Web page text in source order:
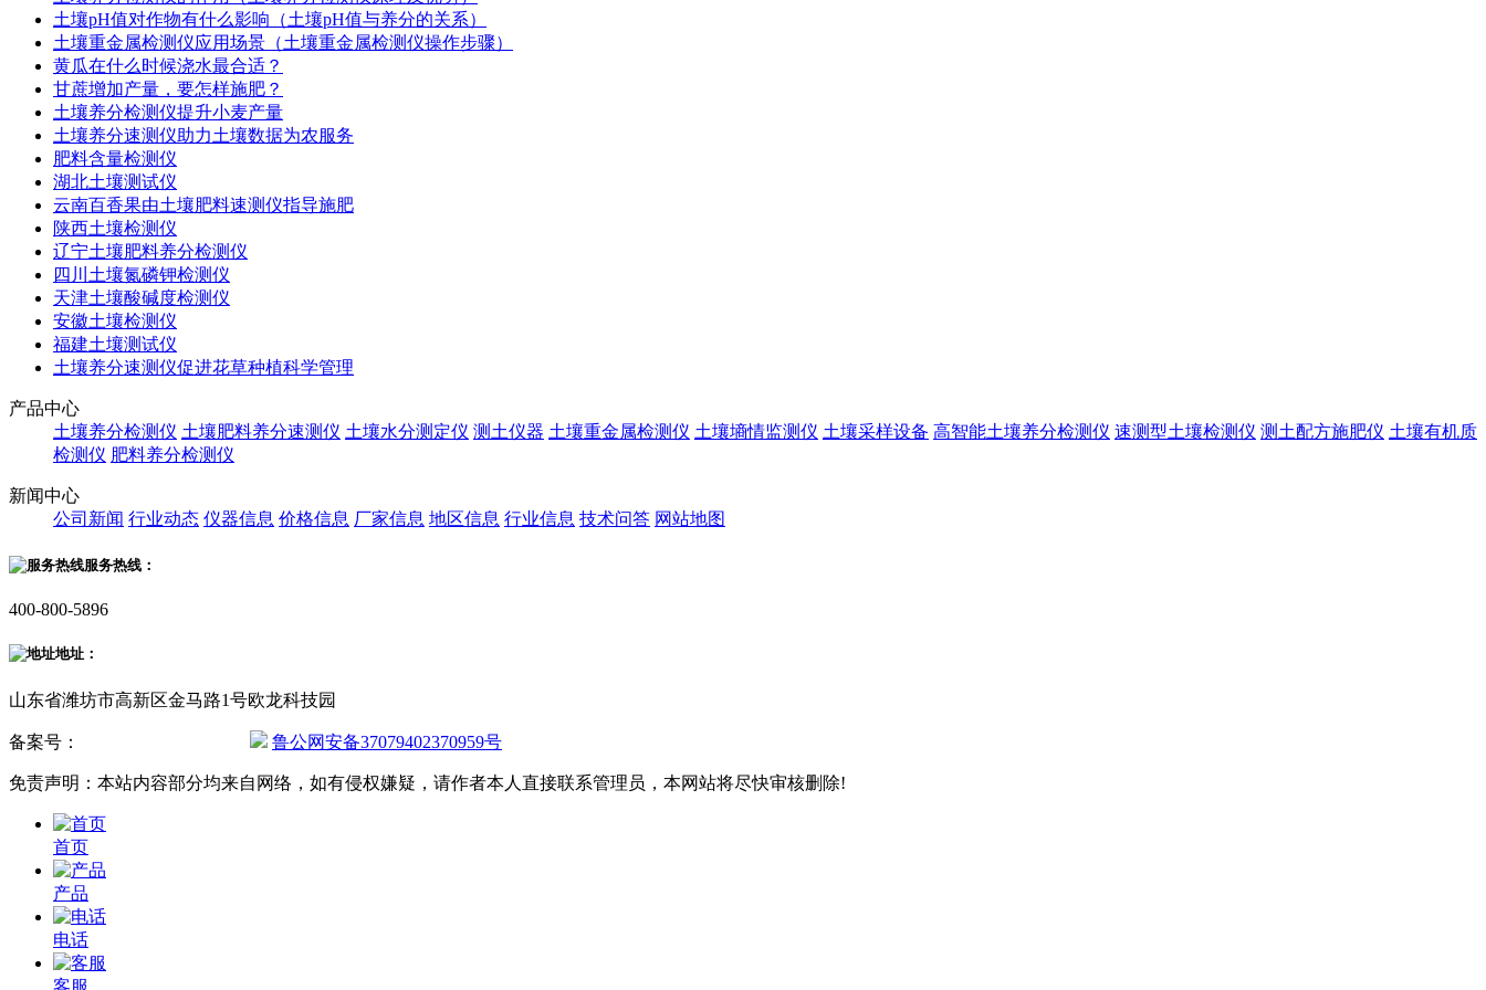
土壤pH值对作物有什么影响（土壤pH值与养分的关系）
土壤重金属检测仪应用场景（土壤重金属检测仪操作步骤）
黄瓜在什么时候浇水最合适？
甘蔗增加产量，要怎样施肥？
土壤养分检测仪提升小麦产量
土壤养分速测仪助力土壤数据为农服务
肥料含量检测仪
湖北土壤测试仪
云南百香果由土壤肥料速测仪指导施肥
陕西土壤检测仪
辽宁土壤肥料养分检测仪
四川土壤氮磷钾检测仪
天津土壤酸碱度检测仪
安徽土壤检测仪
福建土壤测试仪
土壤养分速测仪促进花草种植科学管理
产品中心
土壤养分检测仪 土壤肥料养分速测仪 土壤水分测定仪 测土仪器 土壤重金属检测仪 土壤墒情监测仪 土壤采样设备 高智能土壤养分检测仪 速测型土壤检测仪 测土配方施肥仪 土壤有机质
检测仪 肥料养分检测仪
新闻中心
公司新闻 行业动态 仪器信息 价格信息 厂家信息 地区信息 行业信息 技术问答 网站地图
服务热线：
400-800-5896
地址：
山东省潍坊市高新区金马路1号欧龙科技园
备案号： 鲁公网安备37079402370959号
免责声明：本站内容部分均来自网络，如有侵权嫌疑，请作者本人直接联系管理员，本网站将尽快审核删除!
首页
产品
电话
客服